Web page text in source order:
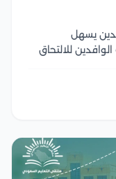
يسهل
للالتحاق